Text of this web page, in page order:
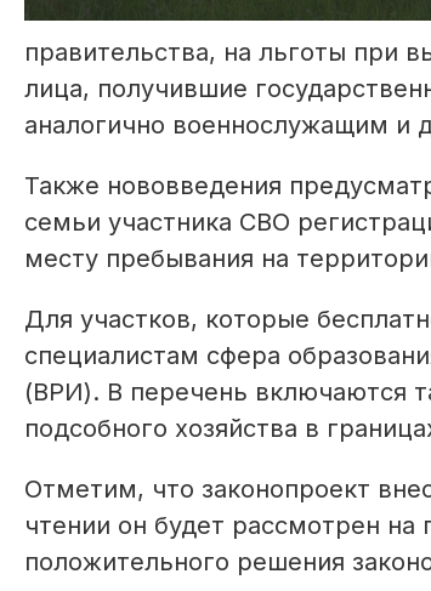
правительства, на льготы при
лица, получившие
аналогично военнослужащим и
Также нововведения
семьи участника СВО
месту пребывания на
Для участков, которые
специалистам сфера
(ВРИ). В перечень включаются
подсобного хозяйства в
Отметим, что законопроект
чтении он будет рассмотрен
положительного решения